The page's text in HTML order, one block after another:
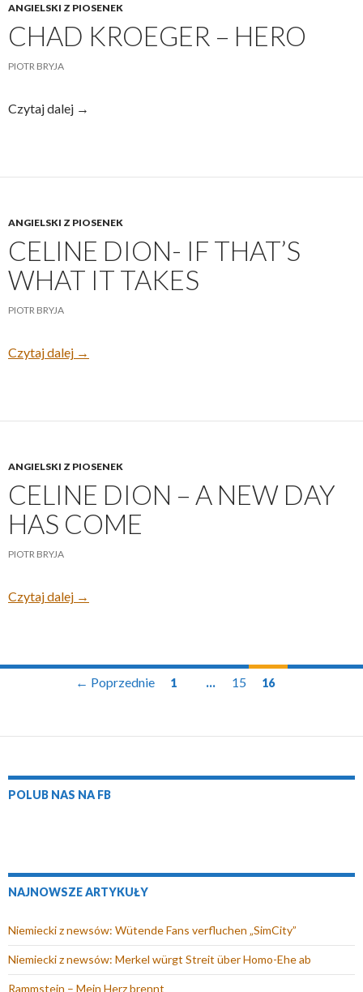
ANGIELSKI Z PIOSENEK
CHAD KROEGER – HERO
PIOTR BRYJA
Czytaj dalej Chad
→
ANGIELSKI Z PIOSENEK
CELINE DION- IF THAT’S
WHAT IT TAKES
PIOTR BRYJA
Czytaj dalej Celine Dion- If that’s what it takes
→
ANGIELSKI Z PIOSENEK
CELINE DION – A NEW DAY
HAS COME
PIOTR BRYJA
Czytaj dalej Celine Dion – A new day has come
→
Nawigacja← Poprzednie 1 … 15 16
POLUB NAS NA FB
NAJNOWSZE ARTYKUŁY
Niemiecki z newsów: Wütende Fans verfluchen „SimCity”
Niemiecki z newsów: Merkel würgt Streit über Homo-Ehe ab
Rammstein – Mein Herz brennt